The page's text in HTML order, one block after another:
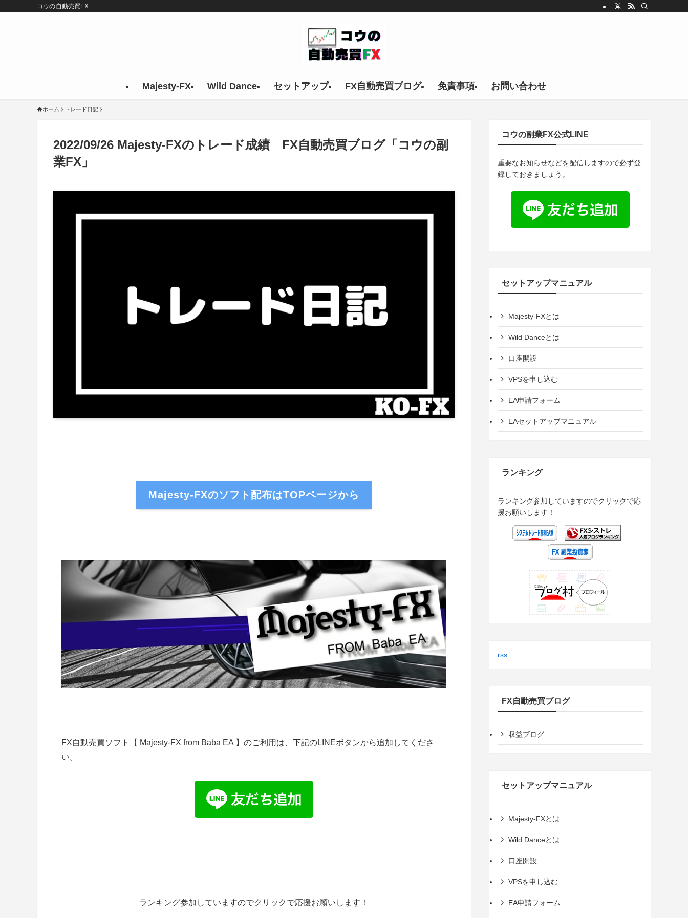
コウの自動売買FX
Majesty-FX Wild Dance セットアップ FX自動売買ブログ 免責事項 お問い合わせ
ホーム トレード日記
2022/09/26 Majesty-FXのトレード成績 FX自動売買ブログ「コウの副
業FX」
Majesty-FXのソフト配布はTOPページから
FX自動売買ソフト【 Majesty-FX from Baba EA 】のご利用は、下記のLINEボタンから追加してくださ
い。
ランキング参加していますのでクリックで応援お願いします！
コウの副業FX公式LINE
重要なお知らせなどを配信しますので必ず登
録しておきましょう。
セットアップマニュアル
Majesty-FXとは
Wild Danceとは
口座開設
VPSを申し込む
EA申請フォーム
EAセットアップマニュアル
ランキング
ランキング参加していますのでクリックで応
援お願いします！
rss
FX自動売買ブログ
収益ブログ
セットアップマニュアル
Majesty-FXとは
Wild Danceとは
口座開設
VPSを申し込む
EA申請フォーム